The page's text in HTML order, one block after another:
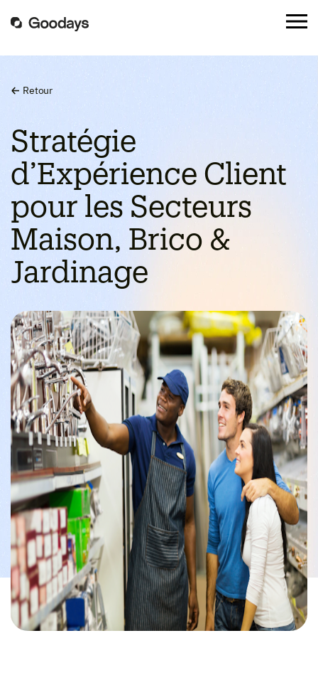
Retour
Stratégie
d’Expérience Client
pour les Secteurs
Maison, Brico &
Jardinage